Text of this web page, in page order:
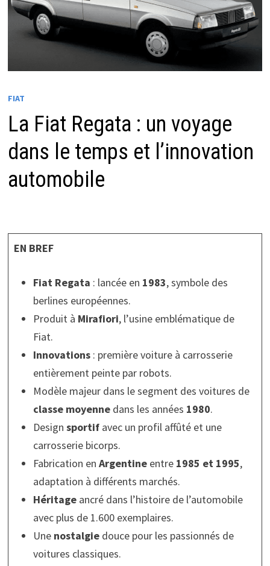
FIAT
La Fiat Regata : un voyage
dans le temps et l’innovation
automobile
EN BREF
Fiat Regata : lancée en 1983, symbole des
berlines européennes.
Produit à Mirafiori, l’usine emblématique de
Fiat.
Innovations: première voiture à carrosserie
entièrement peinte par robots.
Modèle majeur dans le segment des voitures de
classe moyennedans les années 1980.
Design sportifavec un profil affûté et une
carrosserie bicorps.
Fabrication en Argentineentre 1985 et 1995,
adaptation à différents marchés.
Héritageancré dans l’histoire de l’automobile
avec plus de 1.600 exemplaires.
Une nostalgiedouce pour les passionnés de
voitures classiques.